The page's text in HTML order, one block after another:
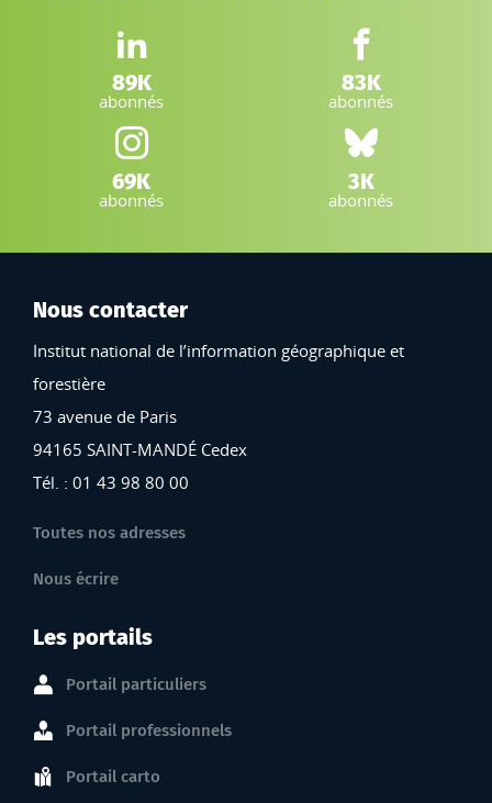
LinkedIn IGN :
89K
abonnés
Facebook IGN :
83K
abonnés
Instagram IGN :
69K
abonnés
Bluesky :
3K
abonnés
Nous contacter
Institut national de l’information géographique et
forestière
73 avenue de Paris
94165 SAINT-MANDÉ Cedex
Tél. : 01 43 98 80 00
Toutes nos adresses
Nous écrire
Les portails
Portail particuliers
Portail professionnels
Portail carto